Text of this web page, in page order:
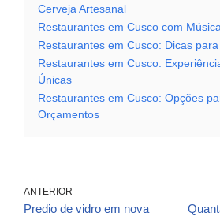
Cerveja Artesanal
Restaurantes em Cusco com
Restaurantes em Cusco: Dicas
Restaurantes em Cusco:
Únicas
Restaurantes em Cusco: Opções
Orçamentos
ANTERIOR
Predio de vidro em nova